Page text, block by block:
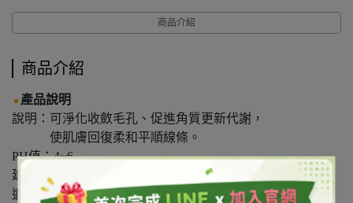
商品介紹
商品介紹
產品說明
說明：可淨化收斂毛孔、促進角質更新代謝，
使肌膚回復柔和平順線條。
PH值：4~6
建議用量：3%~5%
適用膚質：油性肌、老化肌、弱敏肌